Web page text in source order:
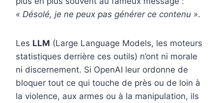
« Désolé, je ne peux pas générer ce contenu ».
Les LLM (Large Language Models, les moteurs
statistiques derrière ces outils) n’ont ni morale
ni discernement. Si OpenAI leur ordonne de
bloquer tout ce qui touche de près ou de loin à
la violence, aux armes ou à la manipulation, ils